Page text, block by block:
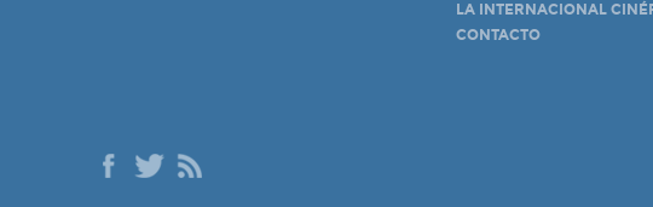
LA INTERNACIONAL
CONTACTO